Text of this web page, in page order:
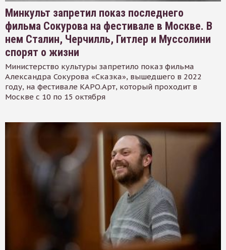
Минкульт запретил показ последнего
фильма Сокурова на фестивале в Москве. В
нем Сталин, Черчилль, Гитлер и Муссолини
спорят о жизни
Министерство культуры запретило показ фильма
Александра Сокурова «Сказка», вышедшего в 2022
году, на фестивале КАРО.Арт, который проходит в
Москве с 10 по 15 октября